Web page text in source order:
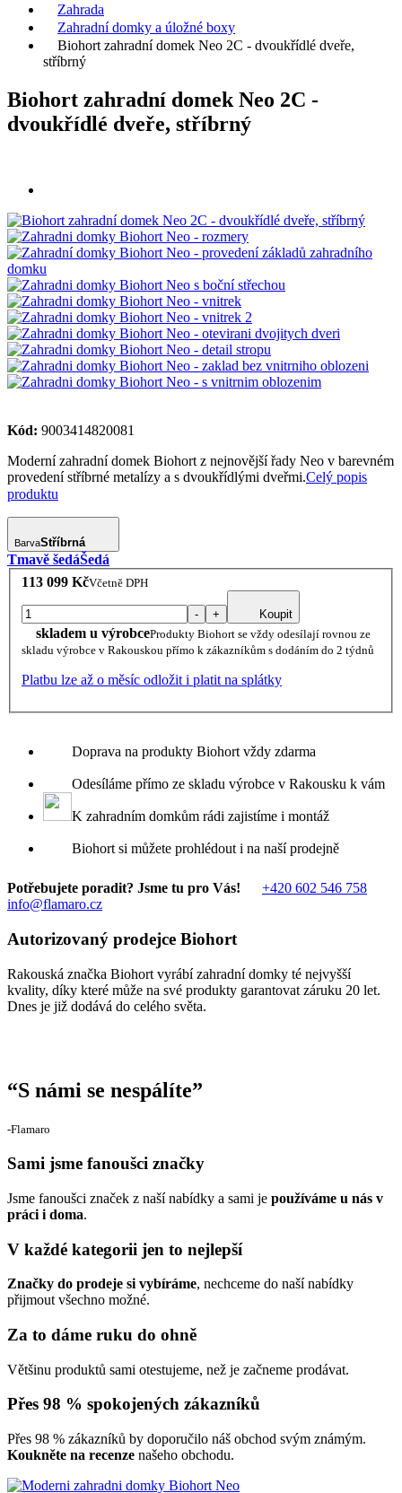
Zahrada
Zahradní domky a úložné boxy
Biohort zahradní domek Neo 2C - dvoukřídlé dveře,
stříbrný
Biohort zahradní domek Neo 2C -
dvoukřídlé dveře, stříbrný
Kód: 9003414820081
Moderní zahradní domek Biohort z nejnovější řady Neo v barevném
provedení stříbrné metalízy a s dvoukřídlými dveřmi.Celý popis
produktu
BarvaStříbrná
Tmavě šedáŠedá
113 099 KčVčetně DPH
- + Koupit
skladem u výrobceProdukty Biohort se vždy odesílají rovnou ze
skladu výrobce v Rakouskou přímo k zákazníkům s dodáním do 2 týdnů
Platbu lze až o měsíc odložit i platit na splátky
Doprava na produkty Biohort vždy zdarma
Odesíláme přímo ze skladu výrobce v Rakousku k vám
K zahradním domkům rádi zajistíme i montáž
Biohort si můžete prohlédout i na naší prodejně
Potřebujete poradit? Jsme tu pro Vás!
+420 602 546 758
info@flamaro.cz
Autorizovaný prodejce Biohort
Rakouská značka Biohort vyrábí zahradní domky té nejvyšší
kvality, díky které může na své produkty garantovat záruku 20 let.
Dnes je již dodává do celého světa.
“S námi se nespálíte”
‐Flamaro
Sami jsme fanoušci značky
Jsme fanoušci značek z naší nabídky a sami je používáme u nás v
práci i doma.
V každé kategorii jen to nejlepší
Značky do prodeje si vybíráme, nechceme do naší nabídky
přijmout všechno možné.
Za to dáme ruku do ohně
Většinu produktů sami otestujeme, než je začneme prodávat.
Přes 98 % spokojených zákazníků
Přes 98 % zákazníků by doporučilo náš obchod svým známým.
Koukněte na recenze našeho obchodu.